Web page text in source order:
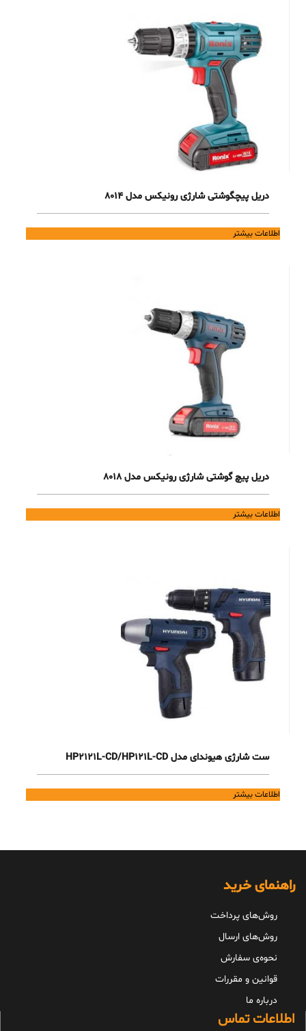
دریل پیچگوشتی شارژی رونیکس مدل 8014
اطلاعات بیشتر
دریل پیچ گوشتی شارژی رونیکس مدل 8018
اطلاعات بیشتر
ست شارژی هیوندای مدل HP2121L-CD/HP121L-CD
اطلاعات بیشتر
راهنمای خرید
روش‌های پرداخت
روش‌های ارسال
نحوه‌ی سفارش
قوانین و مقررات
درباره ما
اطلاعات تماس